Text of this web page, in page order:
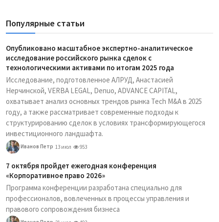
Популярные статьи
Опубликовано масштабное экспертно-аналитическое
исследование российского рынка сделок с
технологическими активами по итогам 2025 года
Исследование, подготовленное АЛРУД, Анастасией
Нерчинской, VERBA LEGAL, Denuo, ADVANCE CAPITAL,
охватывает анализ основных трендов рынка Tech M&A в 2025
году, а также рассматривает современные подходы к
структурированию сделок в условиях трансформирующегося
инвестиционного ландшафта.
Иванов Петр 13 июл 953
7 октября пройдет ежегодная конференция
«Корпоративное право 2026»
Программа конференции разработана специально для
профессионалов, вовлеченных в процессы управления и
правового сопровождения бизнеса